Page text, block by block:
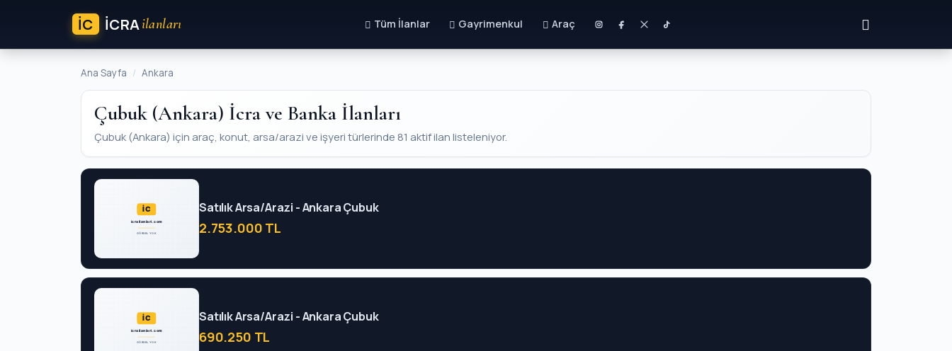
İC ICRAilanları Tüm İlanlar Gayrimenkul Araç
Ana Sayfa Ankara
Çubuk (Ankara) İcra ve Banka İlanları
Çubuk (Ankara) için araç, konut, arsa/arazi ve işyeri türlerinde 81 aktif ilan listeleniyor.
Satılık Arsa/Arazi - Ankara Çubuk
2.753.000 TL
Satılık Arsa/Arazi - Ankara Çubuk
690.250 TL